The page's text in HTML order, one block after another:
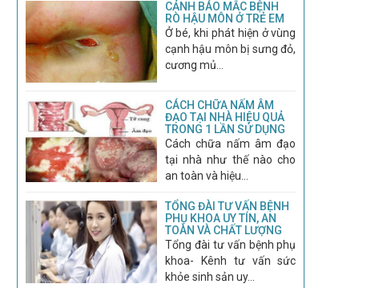
CẢNH BÁO MẮC BỆNH
RÒ HẬU MÔN Ở TRẺ EM
Ở bé, khi phát hiện ở vùng
cạnh hậu môn bị sưng đỏ,
cương mủ...
CÁCH CHỮA NẤM ÂM
ĐẠO TẠI NHÀ HIỆU QUẢ
TRONG 1 LẦN SỬ DỤNG
Cách chữa nấm âm đạo
tại nhà như thế nào cho
an toàn và hiệu...
TỔNG ĐÀI TƯ VẤN BỆNH
PHỤ KHOA UY TÍN, AN
TOÀN VÀ CHẤT LƯỢNG
Tổng đài tư vấn bệnh phụ
khoa- Kênh tư vấn sức
khỏe sinh sản uy...